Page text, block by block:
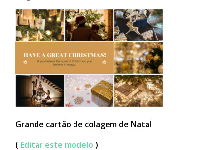
Grande cartão de colagem de Natal
( Editar este modelo )